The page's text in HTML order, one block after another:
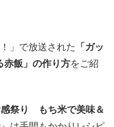
」で放送された
「ガッ
赤飯」の作り方をご紹
感祭り もち米で美味＆